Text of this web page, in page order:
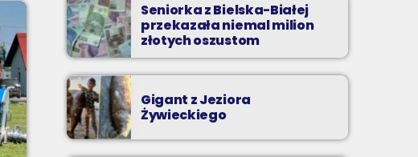
Seniorka z Bielska-Białej
przekazała niemal milion
złotych oszustom
Gigant z Jeziora
Żywieckiego